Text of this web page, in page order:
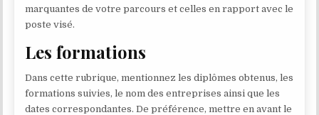
marquantes de votre parcours et celles en rapport avec le
poste visé.
Les formations
Dans cette rubrique, mentionnez les diplômes obtenus, les
formations suivies, le nom des entreprises ainsi que les
dates correspondantes. De préférence, mettre en avant le